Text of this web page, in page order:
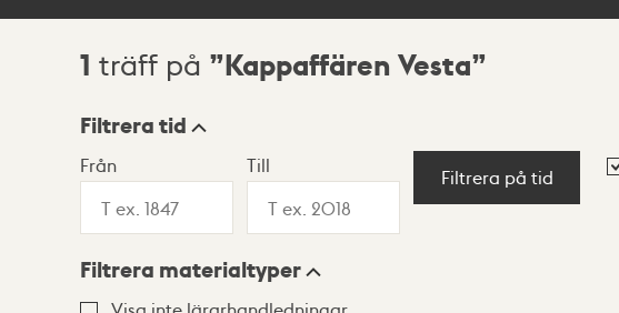
Sökresultat
1 träff på Kappaffären Vesta
Visningsläge
Lista Karta
Filtrera tid
Från Till
Filtrera på tid
Filtrera materialtyper